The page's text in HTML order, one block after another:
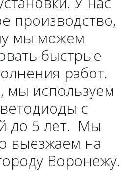
производство,
мы можем
быстрые
работ.
мы используем
с
до 5 лет.  Мы
выезжаем на